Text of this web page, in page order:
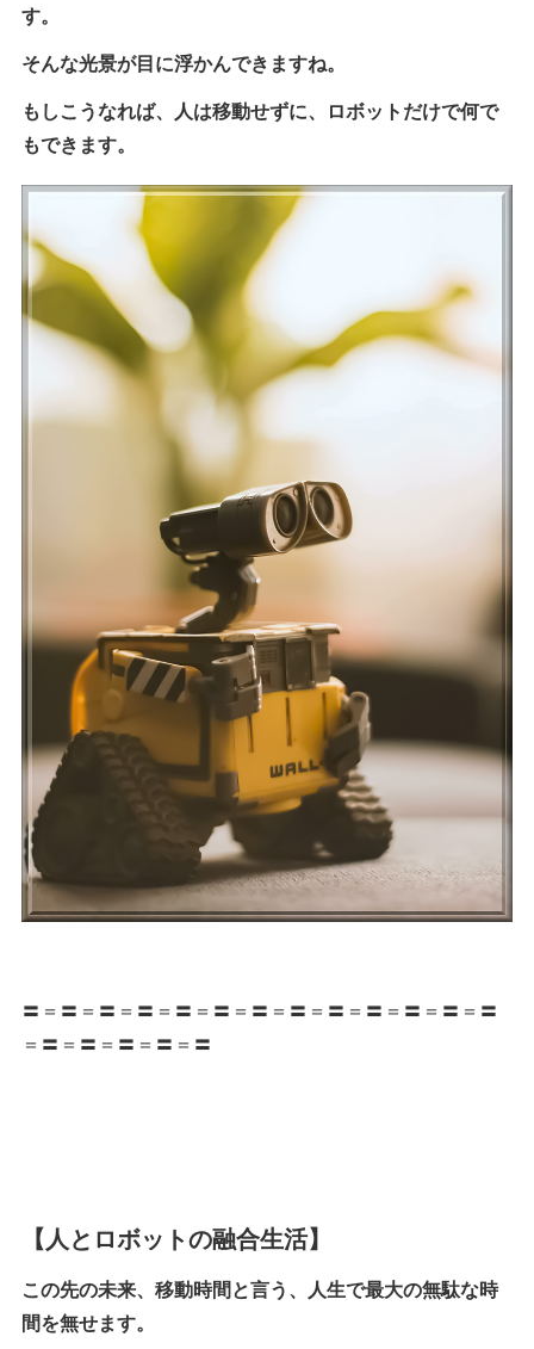
す。
そんな光景が目に浮かんできますね。
もしこうなれば、人は移動せずに、ロボットだけで何で
もできます。
〓＝〓＝〓＝〓＝〓＝〓＝〓＝〓＝〓＝〓＝〓＝〓＝〓
＝〓＝〓＝〓＝〓＝〓
【人とロボットの融合生活】
この先の未来、移動時間と言う、人生で最大の無駄な時
間を無せます。